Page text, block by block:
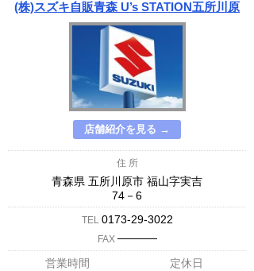
(株)スズキ自販青森 U’s STATION五所川原
店舗紹介を見る →
住 所
青森県 五所川原市 福山字実吉
74－6
TEL 0173-29-3022
FAX ─────
営業時間
定休日